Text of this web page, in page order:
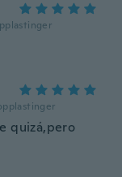
quizá,pero